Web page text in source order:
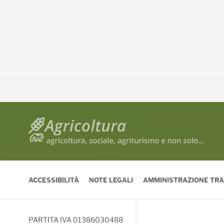
ACCESSIBILITÀ NOTE LEGALI AMMINISTRAZIONE
PARTITA IVA 01386030488